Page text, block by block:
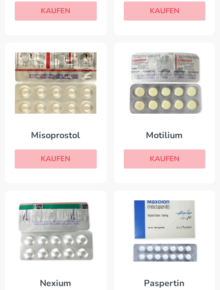
KAUFEN KAUFEN
Misoprostol
KAUFEN
Motilium
KAUFEN
Nexium Paspertin